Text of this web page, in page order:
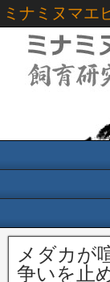
ミナミヌマエ
メダカが
争いを止